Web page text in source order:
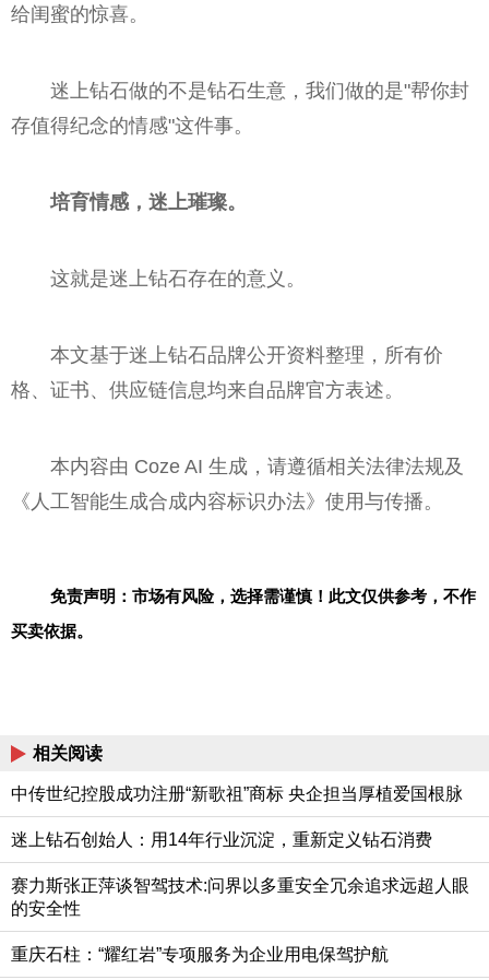
给闺蜜的惊喜。
迷上钻石做的不是钻石生意，我们做的是"帮你封
存值得纪念的情感"这件事。
培育情感，迷上璀璨。
这就是迷上钻石存在的意义。
本文基于迷上钻石品牌公开资料整理，所有价
格、证书、供应链信息均来自品牌官方表述。
本内容由 Coze AI 生成，请遵循相关法律法规及
《人工智能生成合成内容标识办法》使用与传播。
免责声明：市场有风险，选择需谨慎！此文仅供参考，不作
买卖依据。
相关阅读
中传世纪控股成功注册“新歌祖”商标 央企担当厚植爱国根脉
迷上钻石创始人：用14年行业沉淀，重新定义钻石消费
赛力斯张正萍谈智驾技术:问界以多重安全冗余追求远超人眼
的安全性
重庆石柱：“耀红岩”专项服务为企业用电保驾护航